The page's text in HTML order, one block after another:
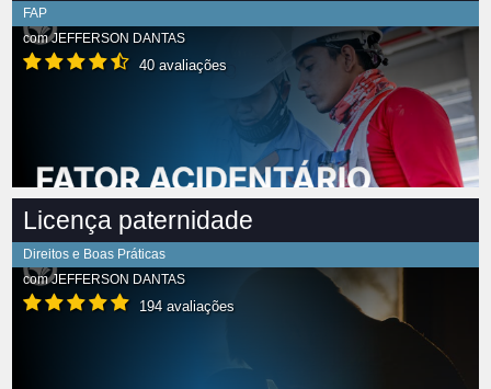
FAP
comJEFFERSON DANTAS
40 avaliações
Licença paternidade
Direitos e Boas Práticas
comJEFFERSON DANTAS
194 avaliações